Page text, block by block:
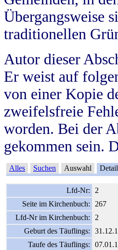
Übergangsweise
traditionellen
Autor dieser
Er weist auf
von einer Kopie
zweifelsfreie
worden. Bei der
gekommen sein.
Alles Suchen Auswahl Detail
Lfd-Nr:
2
Seite im Kirchenbuch:
267
Lfd-Nr im Kirchenbuch:
2
Geburt des Täuflings:
Taufe des Täuflings: